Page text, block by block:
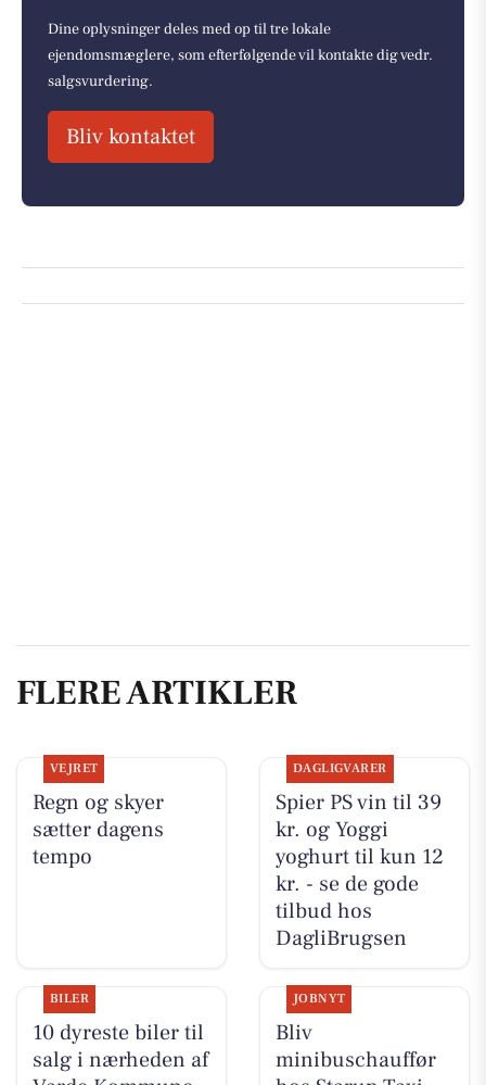
Dine oplysninger deles med op til tre lokale
ejendomsmæglere, som efterfølgende vil kontakte dig vedr.
salgsvurdering.
Bliv kontaktet
FLERE ARTIKLER
VEJRET
Regn og skyer
sætter dagens
tempo
DAGLIGVARER
Spier PS vin til 39
kr. og Yoggi
yoghurt til kun 12
kr. - se de gode
tilbud hos
DagliBrugsen
BILER
10 dyreste biler til
salg i nærheden af
JOBNYT
Bliv
minibuschauffør